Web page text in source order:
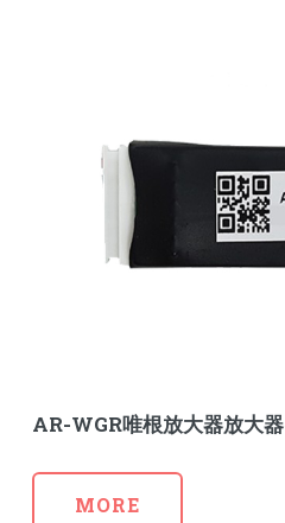
AR-WGR唯根放大器放大器
MORE